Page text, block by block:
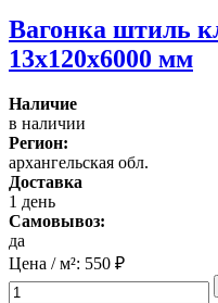
Вагонка штиль
13x120x6000 мм
Наличие
в наличии
Регион:
архангельская обл.
Доставка
1 день
Самовывоз:
да
Цена / м²: 550 ₽